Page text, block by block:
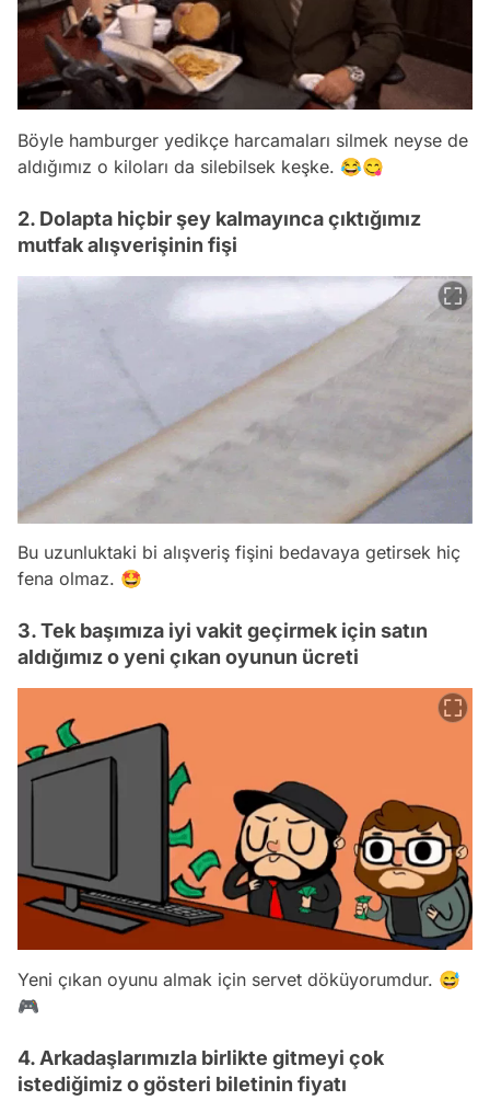
Böyle hamburger yedikçe harcamaları silmek neyse de
aldığımız o kiloları da silebilsek keşke. 😂😋
2. Dolapta hiçbir şey kalmayınca çıktığımız
mutfak alışverişinin fişi
Bu uzunluktaki bi alışveriş fişini bedavaya getirsek hiç
fena olmaz. 🤩
3. Tek başımıza iyi vakit geçirmek için satın
aldığımız o yeni çıkan oyunun ücreti
Yeni çıkan oyunu almak için servet döküyorumdur. 😅
🎮
4. Arkadaşlarımızla birlikte gitmeyi çok
istediğimiz o gösteri biletinin fiyatı